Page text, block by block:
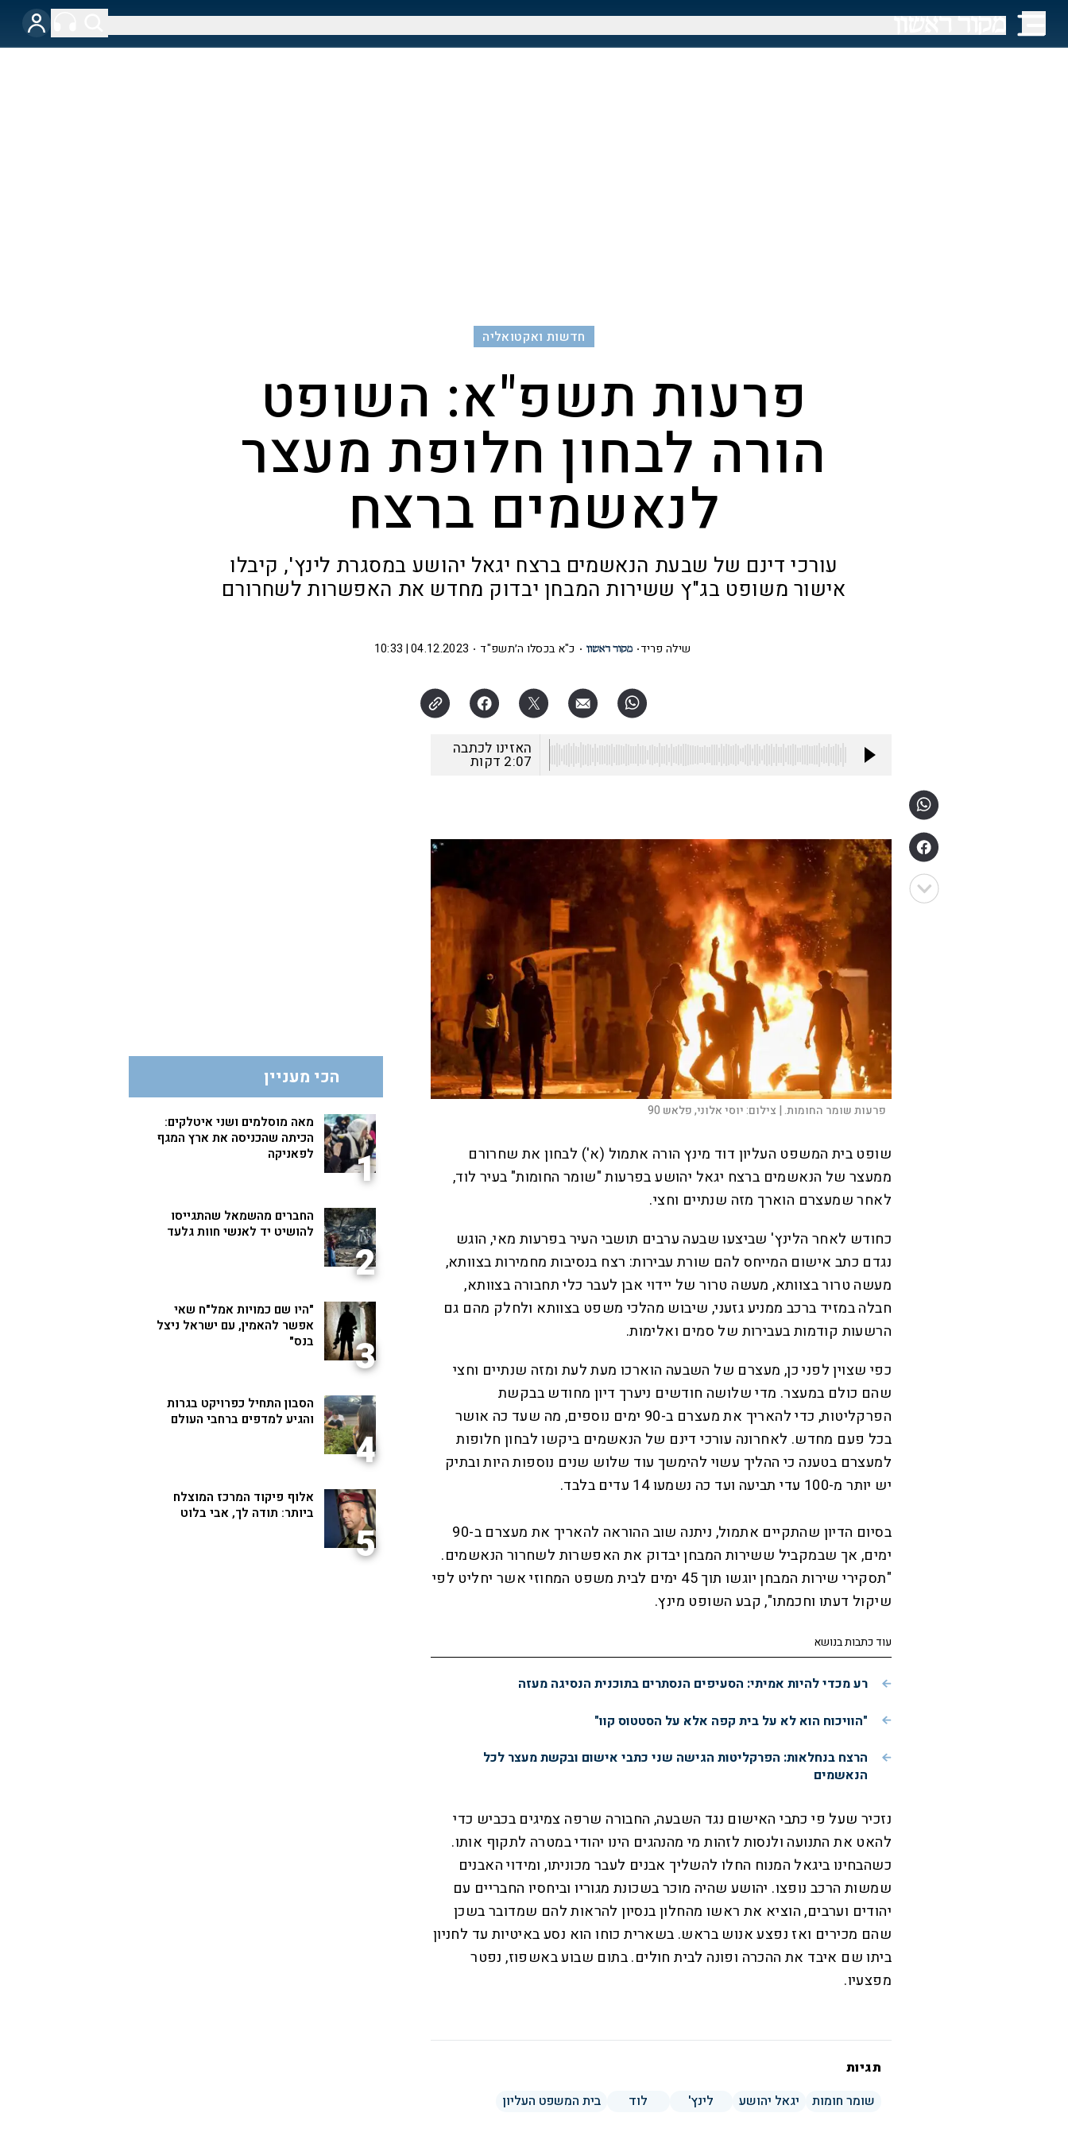
חדשות ואקטואליה
פרעות תשפ"א: השופט
הורה לבחון חלופת מעצר
לנאשמים ברצח
עורכי דינם של שבעת הנאשמים ברצח יגאל יהושע במסגרת לינץ', קיבלו
אישור משופט בג"ץ ששירות המבחן יבדוק מחדש את האפשרות לשחרורם
שילה פריד כ"א בכסלו ה׳תשפ"ד 04.12.2023 | 10:33
האזינו לכתבה
2:07 דקות
פרעות שומר החומות. | צילום:יוסי אלוני, פלאש 90
שופט בית המשפט העליון דוד מינץ הורה אתמול (א') לבחון את שחרורם
ממעצר של הנאשמים ברצח יגאל יהושע בפרעות "שומר החומות" בעיר לוד,
לאחר שמעצרם הוארך מזה שנתיים וחצי.
כחודש לאחר הלינץ' שביצעו שבעה ערבים תושבי העיר בפרעות מאי, הוגש
נגדם כתב אישום המייחס להם שורת עבירות: רצח בנסיבות מחמירות בצוותא,
מעשה טרור בצוותא, מעשה טרור של יידוי אבן לעבר כלי תחבורה בצוותא,
חבלה במזיד ברכב ממניע גזעני, שיבוש מהלכי משפט בצוותא ולחלק מהם גם
הרשעות קודמות בעבירות של סמים ואלימות.
כפי שצוין לפני כן, מעצרם של השבעה הוארכו מעת לעת ומזה שנתיים וחצי
שהם כולם במעצר. מדי שלושה חודשים ניערך דיון מחודש בבקשת
הפרקליטות, כדי להאריך את מעצרם ב-90 ימים נוספים, מה שעד כה אושר
בכל פעם מחדש. לאחרונה עורכי דינם של הנאשמים ביקשו לבחון חלופות
למעצרם בטענה כי ההליך עשוי להימשך עוד שלוש שנים נוספות היות ובתיק
יש יותר מ-100 עדי תביעה ועד כה נשמעו 14 עדים בלבד.
בסיום הדיון שהתקיים אתמול, ניתנה שוב ההוראה להאריך את מעצרם ב-90
ימים, אך שבמקביל ששירות המבחן יבדוק את האפשרות לשחרור הנאשמים.
"תסקירי שירות המבחן יוגשו תוך 45 ימים לבית משפט המחוזי אשר יחליט לפי
שיקול דעתו וחכמתו", קבע השופט מינץ.
עוד כתבות בנושא
רע מכדי להיות אמיתי: הסעיפים הנסתרים בתוכנית הנסיגה מעזה
"הוויכוח הוא לא על בית קפה אלא על הסטטוס קוו"
הרצח בנחלאות: הפרקליטות הגישה שני כתבי אישום ובקשת מעצר לכל
הנאשמים
נזכיר שעל פי כתבי האישום נגד השבעה, החבורה שרפה צמיגים בכביש כדי
להאט את התנועה ולנסות לזהות מי מהנהגים הינו יהודי במטרה לתקוף אותו.
כשהבחינו ביגאל המנוח החלו להשליך אבנים לעבר מכוניתו, ומידוי האבנים
שמשות הרכב נופצו. יהושע שהיה מוכר בשכונת מגוריו וביחסיו החבריים עם
יהודים וערבים, הוציא את ראשו מהחלון בנסיון להראות להם שמדובר בשכן
שהם מכירים ואז נפצע אנוש בראש. בשארית כוחו הוא נסע באיטיות עד לחניון
ביתו שם איבד את ההכרה ופונה לבית חולים. בתום שבוע באשפוז, נפטר
מפצעיו.
תגיות
שומר חומות
יגאל יהושע לינץ' לוד בית המשפט העליון
הכי מעניין
1
מאה מוסלמים ושני איטלקים:
הכיתה שהכניסה את ארץ המגף
לפאניקה
2
החברים מהשמאל שהתגייסו
להושיט יד לאנשי חוות גלעד
3
"היו שם כמויות אמל"ח שאי
אפשר להאמין, עם ישראל ניצל
בנס"
4
הסבון התחיל כפרויקט בגרות
והגיע למדפים ברחבי העולם
5
אלוף פיקוד המרכז המוצלח
ביותר: תודה לך, אבי בלוט